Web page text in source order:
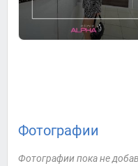
Фотографии
Фотографии пока не